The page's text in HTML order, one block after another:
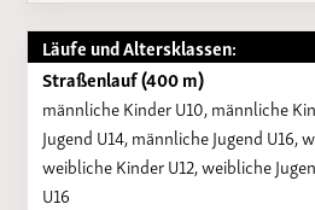
Läufe und Altersklassen:
Straßenlauf (400 m)
männliche Kinder U10, männliche
Jugend U14, männliche Jugend U16,
weibliche Kinder U12, weibliche
U16